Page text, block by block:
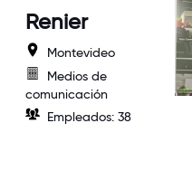
Renier
Montevideo
Medios de
comunicación
Empleados: 38